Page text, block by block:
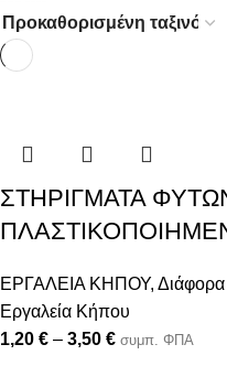
ΣΤΗΡΙΓΜΑΤΑ
ΕΡΓΑΛΕΙΑ ΚΗΠΟΥ, Διάφορα
Εργαλεία Κήπου
1,20 € – 3,50 € συμπ. ΦΠΑ